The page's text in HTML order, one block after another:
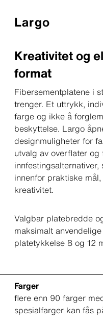
Largo
Kreativitet og
format
Fibersementplatene i
trenger. Et uttrykk,
farge og ikke å
beskyttelse. Largo
designmuligheter for
utvalg av overflater
innenfor praktiske
kreativitet.
Valgbar platebredde
maksimalt
platetykkelse 8 og 12
Farger
flere enn 90 farger
spesialfarger kan fås